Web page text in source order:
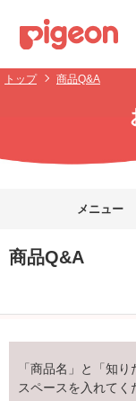
トップ 商品Q&A
メニュー
商品Q&A
「商品名」と「知
スペースを入れてく